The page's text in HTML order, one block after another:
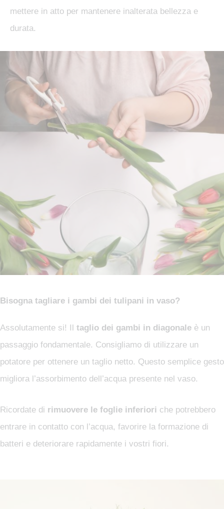
mettere in atto per mantenere inalterata bellezza e
durata.
Bisogna tagliare i gambi dei tulipani in vaso?
Assolutamente si! Il taglio dei gambi in diagonale è un
passaggio fondamentale. Consigliamo di utilizzare un
potatore per ottenere un taglio netto. Questo semplice gesto
migliora l’assorbimento dell’acqua presente nel vaso.
Ricordate di rimuovere le foglie inferiori che potrebbero
entrare in contatto con l’acqua, favorire la formazione di
batteri e deteriorare rapidamente i vostri fiori.